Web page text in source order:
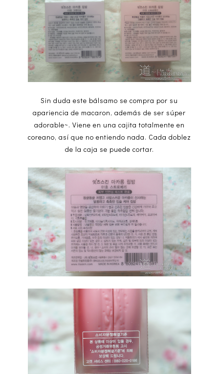
Sin duda este bálsamo se compra por su
apariencia de macaron, además de ser súper
adorable~. Viene en una cajita totalmente en
coreano, así que no entiendo nada. Cada doblez
de la caja se puede cortar.